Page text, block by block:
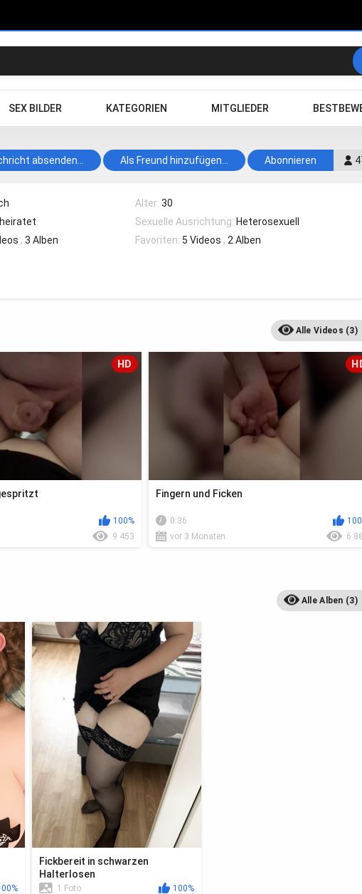
SEX BILDER KATEGORIEN MITGLIEDER
Abonnieren
absenden... Als Freund hinzufügen...
,3 Alben
Alter:30
Sexuelle Ausrichtung: Heterosexuell
Favoriten: 5 Videos , 2 Alben
Alle Videos (3)
HD
100%
9 453
Fingern und Ficken
0:36
vor 3 Monaten
6
Alle Alben (3)
Fickbereit in schwarzen
Halterlosen
1 Foto
100%